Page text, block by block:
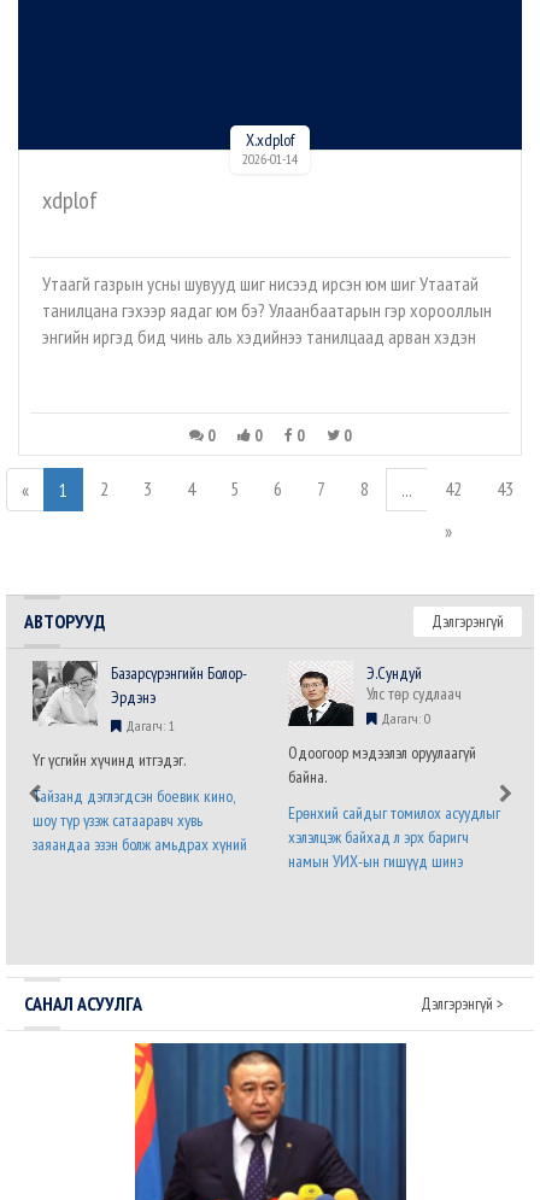
X.xdplof
2026-01-14
xdplof
Утаагүй газрын усны шувууд шиг нисээд ирсэн юм шиг Утаатай
танилцана гэхээр яадаг юм бэ? Улаанбаатарын гэр хорооллын
энгийн иргэд бид чинь аль хэдийнээ танилцаад арван хэдэн
0 0 0 0
« 1 2 3 4 5 6 7 8 ... 42
43
»
АВТОРУУД Дэлгэрэнгүй
Базарсүрэнгийн Болор-
Эрдэнэ
Дагагч: 1
Үг үсгийн хүчинд итгэдэг.
Тайзанд дэглэгдсэн боевик кино,
шоу түр үзэж сатааравч хувь
заяандаа эзэн болж амьдрах хүний
эвэрнээс хойно у..
Э.Сундуй
Улс төр судлаач
Дагагч: 0
Одоогоор мэдээлэл оруулаагүй
байна.
Ерөнхий сайдыг томилох асуудлыг
хэлэлцэж байхад л эрх баригч
намын УИХ-ын гишүүд шинэ
томилогдсон Ерөнхий с..
САНАЛ АСУУЛГА Дэлгэрэнгүй >